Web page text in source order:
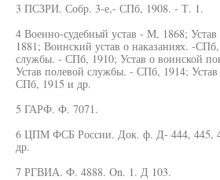
3 ПСЗРИ. Собр. 3-е,- СПб, 1908. - Т. 1.
4 Военно-судебный устав - М, 1868;
1881; Воинский устав о наказаниях. -
службы. - СПб, 1910; Устав о воинской
Устав полевой службы. - СПб, 1914;
СПб, 1915 и др.
5 ГАРФ. Ф. 7071.
6 ЦПМ ФСБ России. Док. ф. Д- 444, 445,
др.
7 РГВИА. Ф. 4888. On. 1. Д 103.